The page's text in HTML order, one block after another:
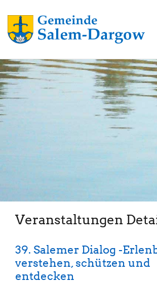
Veranstaltungen
39. Salemer Dialog -
verstehen, schützen und
entdecken